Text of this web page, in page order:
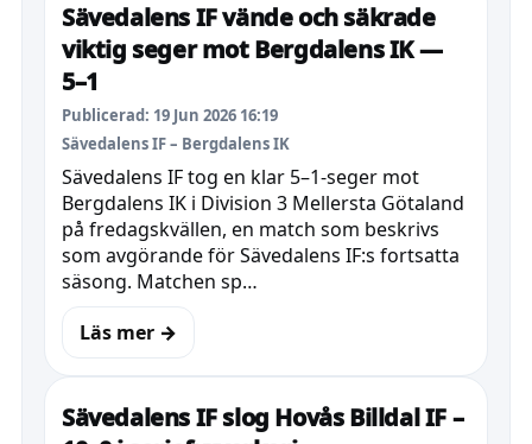
Sävedalens IF vände och säkrade
viktig seger mot Bergdalens IK —
5–1
Publicerad: 19 Jun 2026 16:19
Sävedalens IF – Bergdalens IK
Sävedalens IF tog en klar 5–1-seger mot
Bergdalens IK i Division 3 Mellersta Götaland
på fredagskvällen, en match som beskrivs
som avgörande för Sävedalens IF:s fortsatta
säsong. Matchen sp…
Läs mer →
Sävedalens IF slog Hovås Billdal IF –